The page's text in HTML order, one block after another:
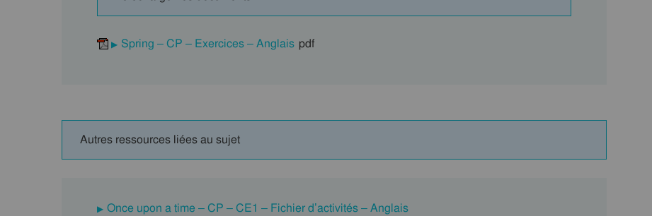
Spring – CP – Exercices – Anglais pdf
Autres ressources liées au sujet
Once upon a time – CP – CE1 – Fichier d’activités – Anglais